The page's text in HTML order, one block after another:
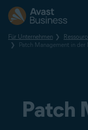
Für Unternehmen
Patch Management in
Patch